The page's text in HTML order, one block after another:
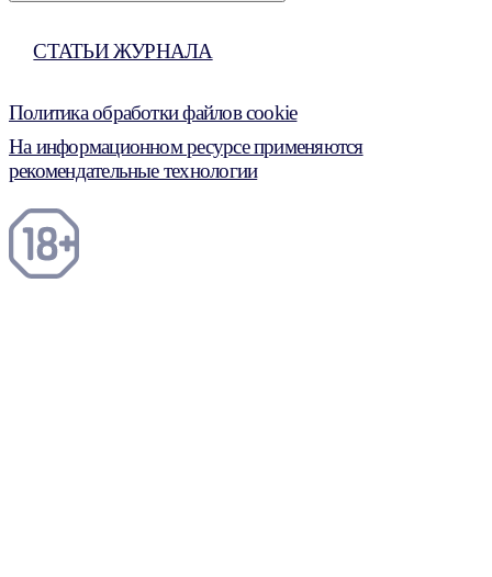
СТАТЬИ ЖУРНАЛА
Политика обработки файлов cookie
На информационном ресурсе применяются
рекомендательные технологии